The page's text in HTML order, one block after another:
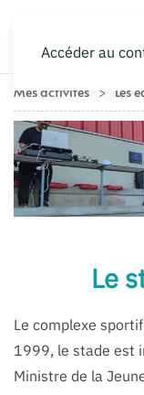
Accéder au
Mes activités Les
Le
Le complexe
1999, le stade est
Ministre de la